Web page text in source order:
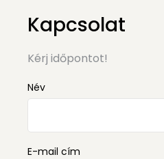
Kapcsolat
Kérj időpontot!
Név
E-mail cím